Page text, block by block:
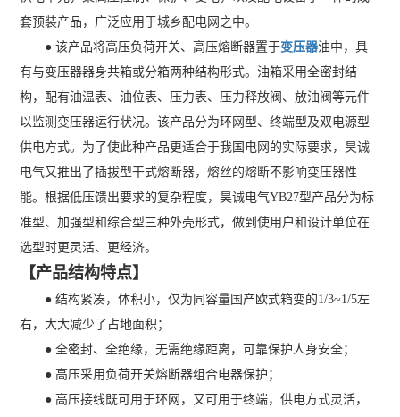
套预装产品，广泛应用于城乡配电网之中。
● 该产品将高压负荷开关、高压熔断器置于变压器油中，具
有与变压器器身共箱或分箱两种结构形式。油箱采用全密封结
构，配有油温表、油位表、压力表、压力释放阀、放油阀等元件
以监测变压器运行状况。该产品分为环网型、终端型及双电源型
供电方式。为了使此种产品更适合于我国电网的实际要求，昊诚
电气又推出了插拔型干式熔断器，熔丝的熔断不影响变压器性
能。根据低压馈出要求的复杂程度，昊诚电气YB27型产品分为标
准型、加强型和综合型三种外壳形式，做到使用户和设计单位在
选型时更灵活、更经济。
【产品结构特点】
● 结构紧凑，体积小，仅为同容量国产欧式箱变的1/3~1/5左
右，大大减少了占地面积；
● 全密封、全绝缘，无需绝缘距离，可靠保护人身安全；
● 高压采用负荷开关熔断器组合电器保护；
● 高压接线既可用于环网，又可用于终端，供电方式灵活，